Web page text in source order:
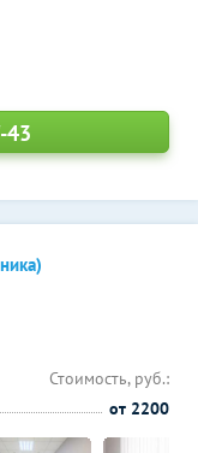
43
Стоимость, руб.:
от 2200